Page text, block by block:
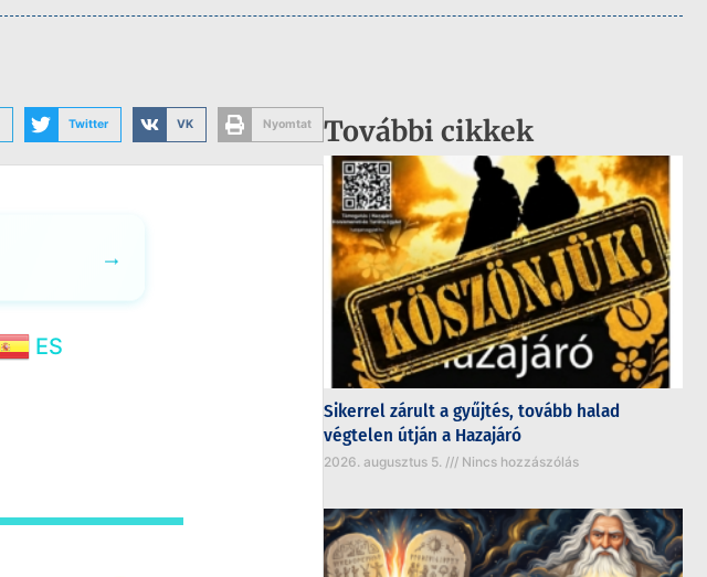
Twitter VK Nyomtat
→
ES
További cikkek
Sikerrel zárult a gyűjtés, tovább halad
végtelen útján a Hazajáró
2026. augusztus 5. Nincs hozzászólás